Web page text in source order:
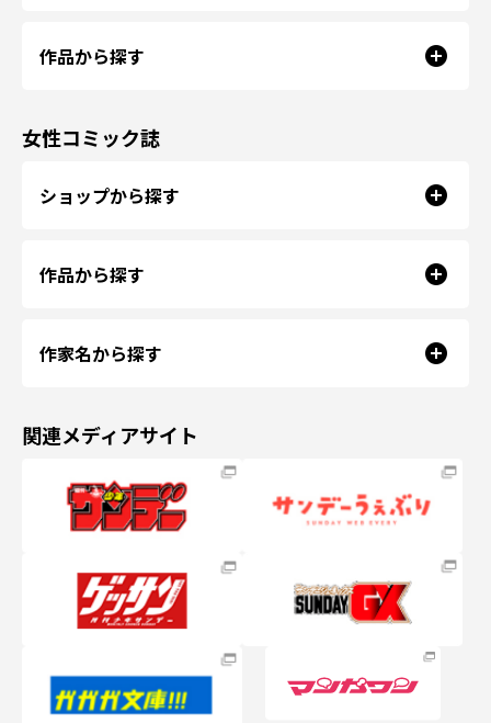
作品から探す
女性コミック誌
ショップから探す
作品から探す
作家名から探す
関連メディアサイト